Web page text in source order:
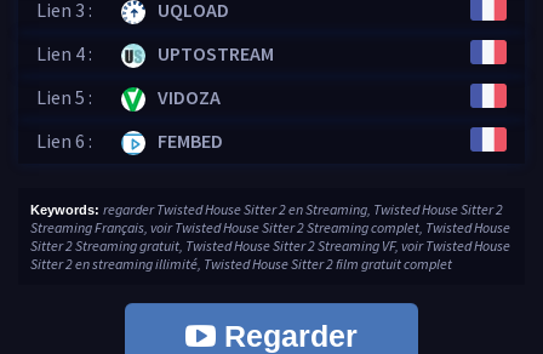
Lien 3 :
UQLOAD
Lien 4 :
UPTOSTREAM
Lien 5 :
VIDOZA
Lien 6 :
FEMBED
Keywords: regarder Twisted House Sitter 2 en Streaming, Twisted House Sitter 2
Streaming Français, voir Twisted House Sitter 2 Streaming complet, Twisted House
Sitter 2 Streaming gratuit, Twisted House Sitter 2 Streaming VF, voir Twisted House
Sitter 2 en streaming illimité, Twisted House Sitter 2 film gratuit complet
Regarder